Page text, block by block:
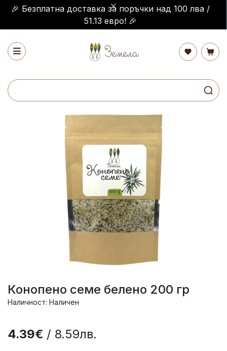
🎉 Безплатна доставка за поръчки над 100 лва /
51.13 евро! 🎉
Конопено семе белено 200 гр
Наличност: Наличен
4.39€ / 8.59лв.